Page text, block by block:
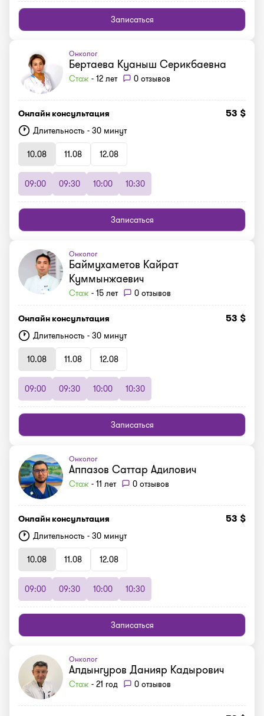
Записаться
Онколог
Бертаева Куаныш Серикбаевна
Стаж - 12 лет 0 отзывов
Онлайн консультация 53 $
Длительность - 30 минут
10.08
11.08 12.08
09:00 09:30 10:00 10:30
Записаться
Онколог
Баймухаметов Кайрат
Куммынжаевич
Стаж - 15 лет 0 отзывов
Онлайн консультация 53 $
Длительность - 30 минут
10.08
11.08 12.08
09:00 09:30 10:00 10:30
Записаться
Онколог
Аппазов Саттар Адилович
Стаж - 11 лет 0 отзывов
Онлайн консультация 53 $
Длительность - 30 минут
10.08
11.08 12.08
09:00 09:30 10:00 10:30
Записаться
Онколог
Алдынгуров Данияр Кадырович
Стаж - 21 год 0 отзывов